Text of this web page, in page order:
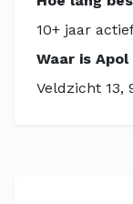
10+ jaar
Waar is
Veldzicht 13,